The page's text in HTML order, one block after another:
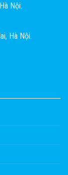
Nội.
Hà Nội.